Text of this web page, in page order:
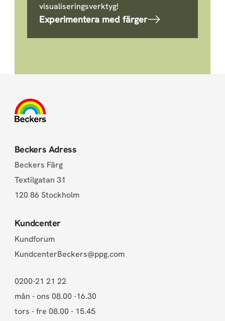
visualiseringsverktyg!
Experimentera med färger
Beckers Adress
Beckers Färg
Textilgatan 31
120 86 Stockholm
Kundcenter
Kundforum
KundcenterBeckers@ppg.com
0200-21 21 22
mån - ons 08.00 -16.30
tors - fre 08.00 - 15.45